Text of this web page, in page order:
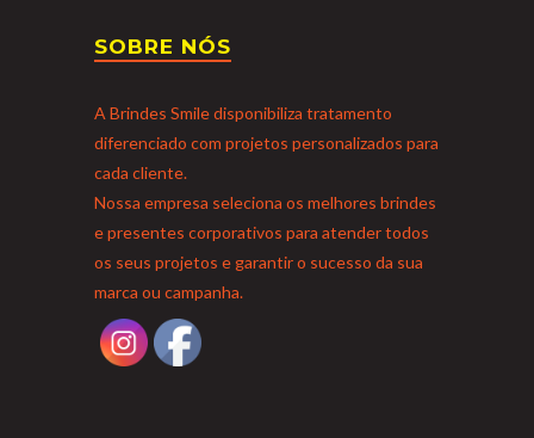
SOBRE NÓS
A Brindes Smile disponibiliza tratamento
diferenciado com projetos personalizados para
cada cliente.
Nossa empresa seleciona os melhores brindes
e presentes corporativos para atender todos
os seus projetos e garantir o sucesso da sua
marca ou campanha.